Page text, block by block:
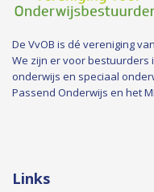
De VvOB is dé vereniging
We zijn er voor
onderwijs en speciaal
Passend Onderwijs en het
Links